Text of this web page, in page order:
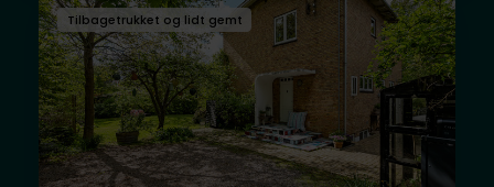
Tilbagetrukket og lidt gemt